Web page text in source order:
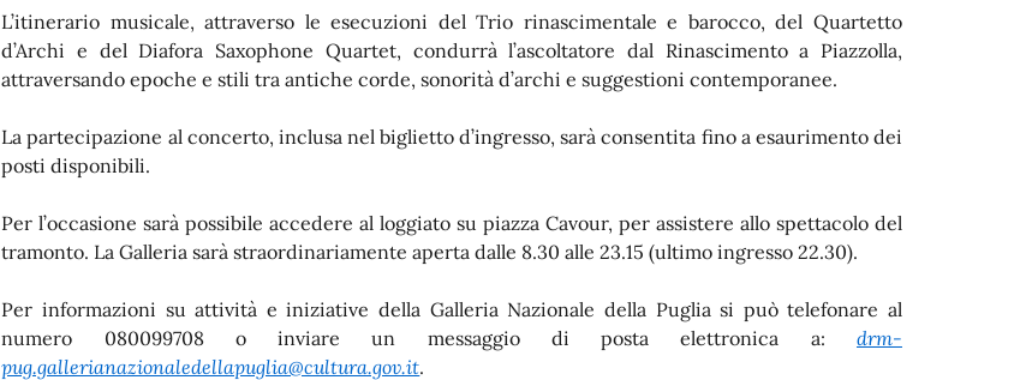
L’itinerario musicale, attraverso le esecuzioni del Trio rinascimentale e barocco, del Quartetto
d’Archi e del Diafora Saxophone Quartet, condurrà l’ascoltatore dal Rinascimento a Piazzolla,
attraversando epoche e stili tra antiche corde, sonorità d’archi e suggestioni contemporanee.
La partecipazione al concerto, inclusa nel biglietto d’ingresso, sarà consentita fino a esaurimento dei
posti disponibili.
Per l’occasione sarà possibile accedere al loggiato su piazza Cavour, per assistere allo spettacolo del
tramonto. La Galleria sarà straordinariamente aperta dalle 8.30 alle 23.15 (ultimo ingresso 22.30).
Per informazioni su attività e iniziative della Galleria Nazionale della Puglia si può telefonare al
numero 080099708 o inviare un messaggio di posta elettronica a: drm-
pug.gallerianazionaledellapuglia@cultura.gov.it.